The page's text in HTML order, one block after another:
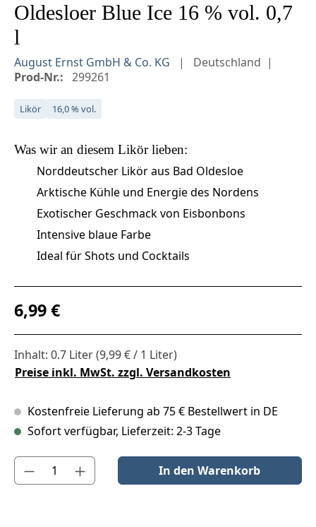
Oldesloer Blue Ice 16 % vol. 0,7
l
August Ernst GmbH & Co. KG
Deutschland
Prod-Nr.: 299261
Likör 16,0 % vol.
Was wir an diesem Likörlieben:
Norddeutscher Likör aus Bad Oldesloe
Arktische Kühle und Energie des Nordens
Exotischer Geschmack von Eisbonbons
Intensive blaue Farbe
Ideal für Shots und Cocktails
Regulärer Preis:
6,99 €
Inhalt: 0.7 Liter(9,99 € / 1 Liter)
Preise inkl. MwSt. zzgl. Versandkosten
Kostenfreie Lieferung ab 75 € Bestellwert in DE
Sofort verfügbar, Lieferzeit: 2-3 Tage
Produkt Anzahl: Gib den gewünschten Wert ein oder benutze
In den Warenkorb